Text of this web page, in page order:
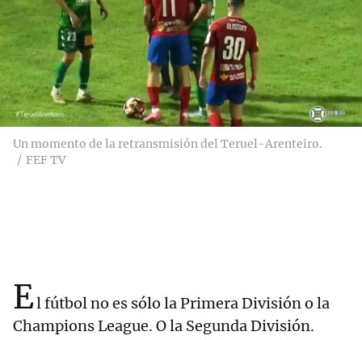
Un momento de la retransmisión del Teruel-Arenteiro.
FEF TV
El fútbol no es sólo la Primera División o la
Champions League. O la Segunda División.